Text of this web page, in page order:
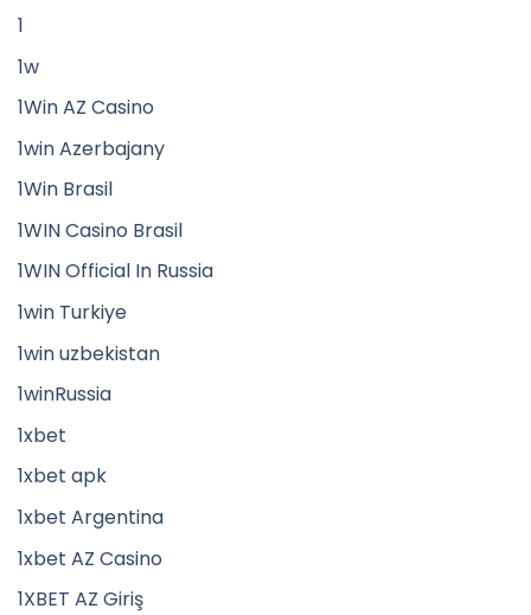
1
1w
1Win AZ Casino
1win Azerbajany
1Win Brasil
1WIN Casino Brasil
1WIN Official In Russia
1win Turkiye
1win uzbekistan
1winRussia
1xbet
1xbet apk
1xbet Argentina
1xbet AZ Casino
1XBET AZ Giriş